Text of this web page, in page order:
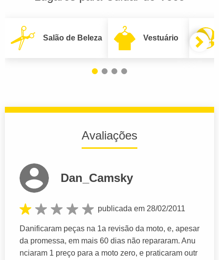
Salão de Beleza Vestuário
Avaliações
Dan_Camsky
publicada em 28/02/2011
Danificaram peças na 1a revisão da moto, e, apesar
da promessa, em mais 60 dias não repararam. Anu
nciaram 1 preço para a moto zero, e praticaram outr